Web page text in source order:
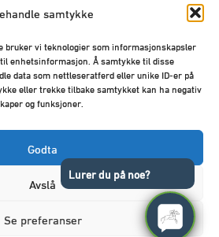
samtykke
bruker vi teknologier som informasjonskapsler
enhetsinformasjon. Å samtykke til disse
data som nettleseratferd eller unike ID-er på
eller trekke tilbake samtykket kan ha negativ
og funksjoner.
Godta
Avslå
Se preferanser
11. september 2020
om høstrideleir 2020
Lurer du på noe?